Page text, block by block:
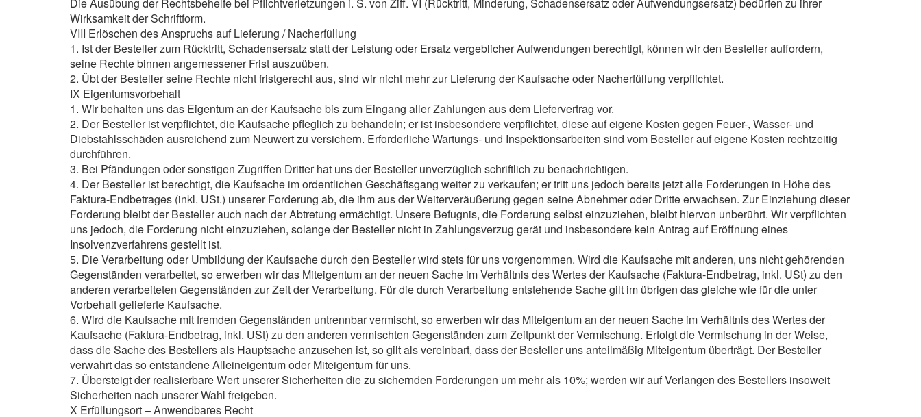
Wirksamkeit der Schriftform.
VIII Erlöschen des Anspruchs auf Lieferung / Nacherfüllung
1. Ist der Besteller zum Rücktritt, Schadensersatz statt der Leistung oder Ersatz vergeblicher Aufwendungen berechtigt, können wir den Besteller auffordern,
seine Rechte binnen angemessener Frist auszuüben.
2. Übt der Besteller seine Rechte nicht fristgerecht aus, sind wir nicht mehr zur Lieferung der Kaufsache oder Nacherfüllung verpflichtet.
IX Eigentumsvorbehalt
1. Wir behalten uns das Eigentum an der Kaufsache bis zum Eingang aller Zahlungen aus dem Liefervertrag vor.
2. Der Besteller ist verpflichtet, die Kaufsache pfleglich zu behandeln; er ist insbesondere verpflichtet, diese auf eigene Kosten gegen Feuer-, Wasser- und
Diebstahlsschäden ausreichend zum Neuwert zu versichern. Erforderliche Wartungs- und Inspektionsarbeiten sind vom Besteller auf eigene Kosten rechtzeitig
durchführen.
3. Bei Pfändungen oder sonstigen Zugriffen Dritter hat uns der Besteller unverzüglich schriftlich zu benachrichtigen.
4. Der Besteller ist berechtigt, die Kaufsache im ordentlichen Geschäftsgang weiter zu verkaufen; er tritt uns jedoch bereits jetzt alle Forderungen in Höhe des
Faktura-Endbetrages (inkl. USt.) unserer Forderung ab, die ihm aus der Weiterveräußerung gegen seine Abnehmer oder Dritte erwachsen. Zur Einziehung dieser
Forderung bleibt der Besteller auch nach der Abtretung ermächtigt. Unsere Befugnis, die Forderung selbst einzuziehen, bleibt hiervon unberührt. Wir verpflichten
uns jedoch, die Forderung nicht einzuziehen, solange der Besteller nicht in Zahlungsverzug gerät und insbesondere kein Antrag auf Eröffnung eines
Insolvenzverfahrens gestellt ist.
5. Die Verarbeitung oder Umbildung der Kaufsache durch den Besteller wird stets für uns vorgenommen. Wird die Kaufsache mit anderen, uns nicht gehörenden
Gegenständen verarbeitet, so erwerben wir das Miteigentum an der neuen Sache im Verhältnis des Wertes der Kaufsache (Faktura-Endbetrag, inkl. USt) zu den
anderen verarbeiteten Gegenständen zur Zeit der Verarbeitung. Für die durch Verarbeitung entstehende Sache gilt im übrigen das gleiche wie für die unter
Vorbehalt gelieferte Kaufsache.
6. Wird die Kaufsache mit fremden Gegenständen untrennbar vermischt, so erwerben wir das Miteigentum an der neuen Sache im Verhältnis des Wertes der
Kaufsache (Faktura-Endbetrag, inkl. USt) zu den anderen vermischten Gegenständen zum Zeitpunkt der Vermischung. Erfolgt die Vermischung in der Weise,
dass die Sache des Bestellers als Hauptsache anzusehen ist, so gilt als vereinbart, dass der Besteller uns anteilmäßig Miteigentum überträgt. Der Besteller
verwahrt das so entstandene Alleineigentum oder Miteigentum für uns.
7. Übersteigt der realisierbare Wert unserer Sicherheiten die zu sichernden Forderungen um mehr als 10%; werden wir auf Verlangen des Bestellers insoweit
Sicherheiten nach unserer Wahl freigeben.
X Erfüllungsort – Anwendbares Recht